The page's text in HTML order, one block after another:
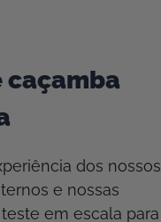
caçamba
dos nossos
e nossas
em escala para